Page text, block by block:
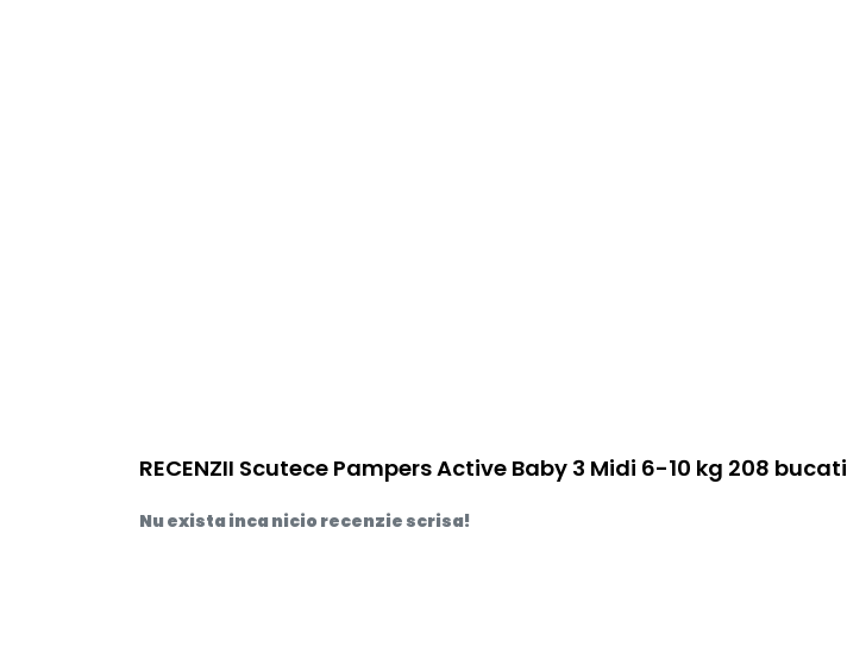
RECENZII Scutece Pampers Active Baby 3 Midi 6-10 kg 208 bucati
Nu exista inca nicio recenzie scrisa!